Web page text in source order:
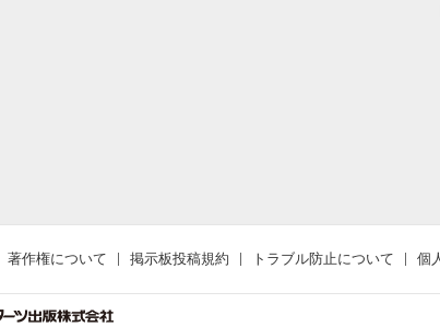
著作権について 掲示板投稿規約 トラブル防止について 個